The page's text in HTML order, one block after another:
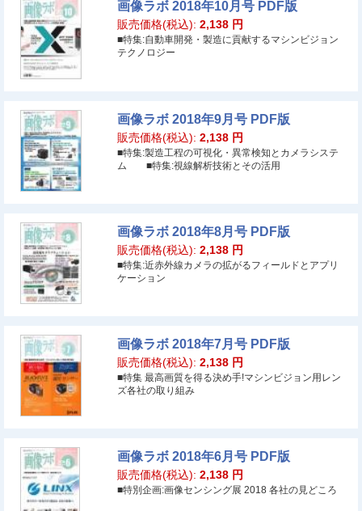
画像ラボ 2018年10月号 PDF版
販売価格(税込): 2,138 円
■特集:自動車開発・製造に貢献するマシンビジョン
テクノロジー
画像ラボ 2018年9月号 PDF版
販売価格(税込): 2,138 円
■特集:製造工程の可視化・異常検知とカメラシステ
ム ■特集:視線解析技術とその活用
画像ラボ 2018年8月号 PDF版
販売価格(税込): 2,138 円
■特集:近赤外線カメラの拡がるフィールドとアプリ
ケーション
画像ラボ 2018年7月号 PDF版
販売価格(税込): 2,138 円
■特集 最高画質を得る決め手!マシンビジョン用レン
ズ各社の取り組み
画像ラボ 2018年6月号 PDF版
販売価格(税込): 2,138 円
■特別企画:画像センシング展 2018 各社の見どころ